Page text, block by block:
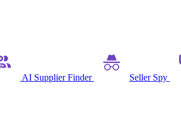
AI Supplier Finder Seller Spy